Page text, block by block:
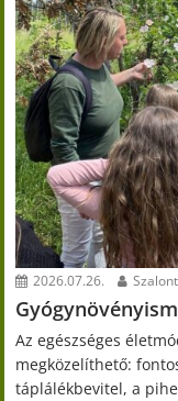
2026.07.26.
Az egészséges
megközelíthető:
táplálékbevitel, a